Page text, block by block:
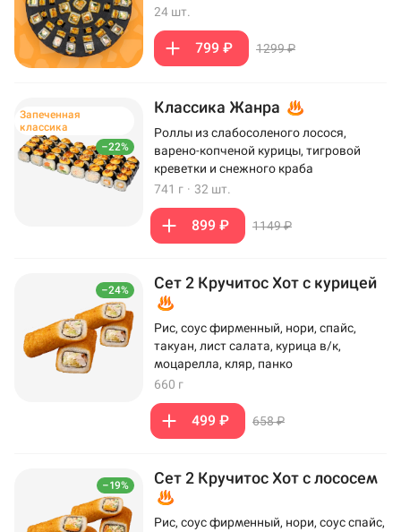
24 шт.
799 ₽ 1299 ₽
–22%
Запеченная
классика
Классика Жанра
Роллы из слабосоленого лосося,
варено-копченой курицы, тигровой
креветки и снежного краба
741 г · 32 шт.
899 ₽ 1149 ₽
–24% Сет 2 Кручитос Хот с курицей
Рис, соус фирменный, нори, спайс,
такуан, лист салата, курица в/к,
моцарелла, кляр, панко
660 г
499 ₽ 658 ₽
–19% Сет 2 Кручитос Хот с лососем
Рис, соус фирменный, нори, соус спайс,